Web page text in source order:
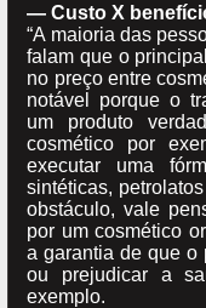
— Custo X
“A maioria das
falam que o
no preço entre
notável porque o
um produto
cosmético por
executar uma
sintéticas,
obstáculo, vale
por um cosmético
a garantia de que o
ou prejudicar a
exemplo.